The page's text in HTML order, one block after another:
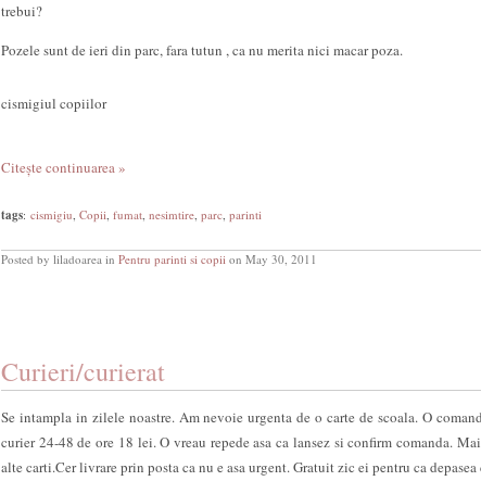
trebui?
Pozele sunt de ieri din parc, fara tutun , ca nu merita nici macar poza.
cismigiul copiilor
Citește continuarea »
tags: cismigiu, Copii, fumat, nesimtire, parc, parinti
Posted by liladoarea in Pentru parinti si copii on May 30, 2011
Curieri/curierat
Se intampla in zilele noastre. Am nevoie urgenta de o carte de scoala. O
curier 24-48 de ore 18 lei. O vreau repede asa ca lansez si confirm comanda.
alte carti.Cer livrare prin posta ca nu e asa urgent. Gratuit zic ei pentru ca